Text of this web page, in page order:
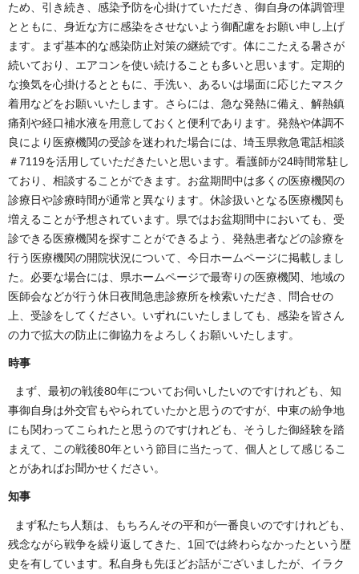
ため、引き続き、感染予防を心掛けていただき、御自身の体調管理
とともに、身近な方に感染をさせないよう御配慮をお願い申し上げ
ます。まず基本的な感染防止対策の継続です。体にこたえる暑さが
続いており、エアコンを使い続けることも多いと思います。定期的
な換気を心掛けるとともに、手洗い、あるいは場面に応じたマスク
着用などをお願いいたします。さらには、急な発熱に備え、解熱鎮
痛剤や経口補水液を用意しておくと便利であります。発熱や体調不
良により医療機関の受診を迷われた場合には、埼玉県救急電話相談
＃7119を活用していただきたいと思います。看護師が24時間常駐し
ており、相談することができます。お盆期間中は多くの医療機関の
診療日や診療時間が通常と異なります。休診扱いとなる医療機関も
増えることが予想されています。県ではお盆期間中においても、受
診できる医療機関を探すことができるよう、発熱患者などの診療を
行う医療機関の開院状況について、今日ホームページに掲載しまし
た。必要な場合には、県ホームページで最寄りの医療機関、地域の
医師会などが行う休日夜間急患診療所を検索いただき、問合せの
上、受診をしてください。いずれにいたしましても、感染を皆さん
の力で拡大の防止に御協力をよろしくお願いいたします。
時事
まず、最初の戦後80年についてお伺いしたいのですけれども、知
事御自身は外交官もやられていたかと思うのですが、中東の紛争地
にも関わってこられたと思うのですけれども、そうした御経験を踏
まえて、この戦後80年という節目に当たって、個人として感じるこ
とがあればお聞かせください。
知事
まず私たち人類は、もちろんその平和が一番良いのですけれども、
残念ながら戦争を繰り返してきた、1回では終わらなかったという歴
史を有しています。私自身も先ほどお話がございましたが、イラク